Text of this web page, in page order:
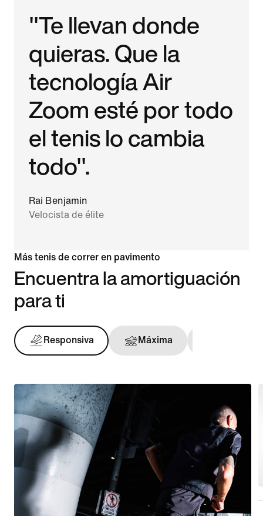
"Te llevan donde
quieras. Que la
tecnología Air
Zoom esté por todo
el tenis lo cambia
todo".
Rai Benjamin
Velocista de élite
Más tenis de correr en pavimento
Encuentra la amortiguación
para ti
Responsiva Máxima